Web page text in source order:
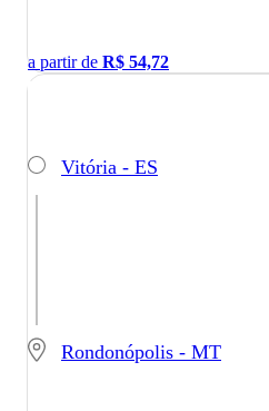
a partir de R$ 54,72
Vitória - ES
Rondonópolis - MT